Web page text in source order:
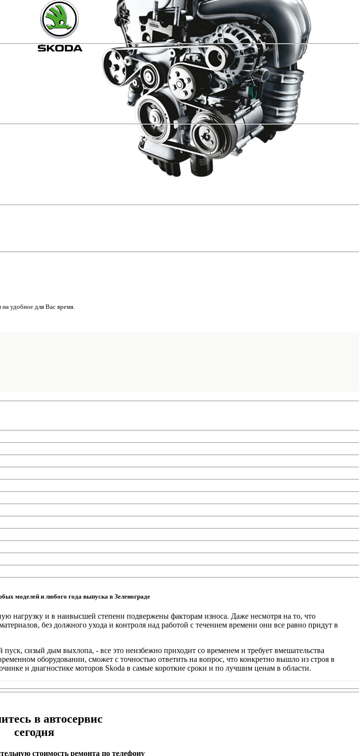
удобное для Вас время.
моделей и любого года выпуска в Зеленограде
нагрузку и в наивысшей степени подвержены факторам износа. Даже несмотря на то, что
без должного ухода и контроля над работой с течением времени они все равно придут в
сизый дым выхлопа, - все это неизбежно приходит со временем и требует вмешательства
оборудовании, сможет с точностью ответить на вопрос, что конкретно вышло из строя в
и диагностике моторов Skoda в самые короткие сроки и по лучшим ценам в области.
в автосервис
сегодня
стоимость ремонта по телефону